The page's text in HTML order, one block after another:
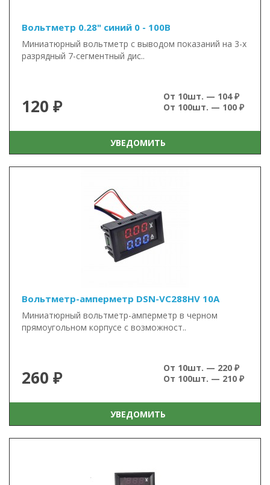
Вольтметр 0.28" синий 0 - 100В
Миниатюрный вольтметр с выводом показаний на 3-х
разрядный 7-сегментный дис..
120 ₽
От 10шт. — 104 ₽
От 100шт. — 100 ₽
УВЕДОМИТЬ
Вольтметр-амперметр DSN-VC288HV 10А
Миниатюрный вольтметр-амперметр в черном
прямоугольном корпусе с возможност..
260 ₽
От 10шт. — 220 ₽
От 100шт. — 210 ₽
УВЕДОМИТЬ